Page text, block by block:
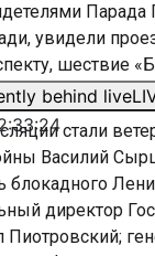
behind live
увидели
шествие
концерт и
стали
Василий
блокадного
директор